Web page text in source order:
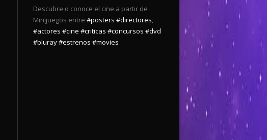
Descubre o conoce el cine a partir de
Minijuegos entre #posters #directores,
#actores #cine #criticas #concursos #dvd
#bluray#estrenos #movies